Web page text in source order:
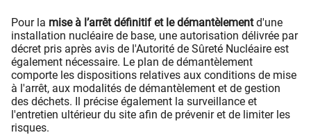
Pour la mise à l’arrêt définitif et le démantèlementd'une
installation nucléaire de base, une autorisation délivrée par
décret pris après avis de l'Autorité de Sûreté Nucléaire est
également nécessaire. Le plan de démantèlement
comporte les dispositions relatives aux conditions de mise
à l'arrêt, aux modalités de démantèlement et de gestion
des déchets. Il précise également la surveillance et
l'entretien ultérieur du site afin de prévenir et de limiter les
risques.